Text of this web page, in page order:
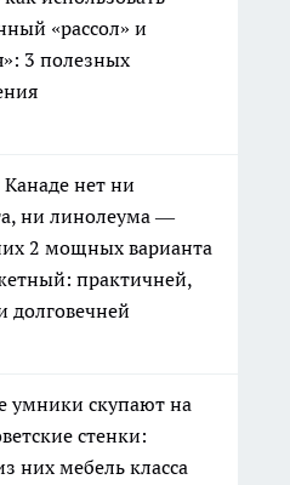
«рассол» и
3 полезных
нет ни
ни линолеума —
2 мощных варианта
практичней,
долговечней
умники скупают на
стенки:
них мебель класса